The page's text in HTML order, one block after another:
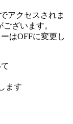
アクセスされま
ざいます。
はOFFに変更し
ます